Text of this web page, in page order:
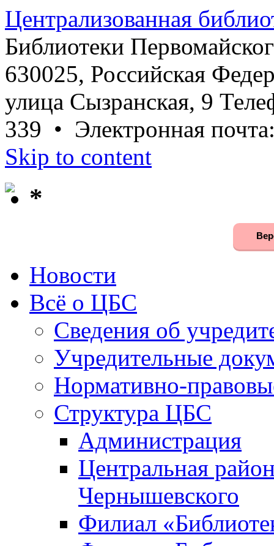
Централизованная
Библиотеки
630025, Российская
улица Сызранская, 9
339 • Электронная
Skip to content
*
Новости
Всё о ЦБС
Сведения об
Учредительные
Нормативно-
Структура ЦБС
Администрация
Центральная
Чернышевского
Филиал